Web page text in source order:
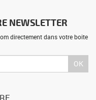
NEWSLETTER
directement dans votre boite
OK